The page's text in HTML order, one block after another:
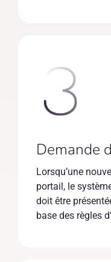
Demande
Lorsqu’une
portail, le
doit être
base des règles